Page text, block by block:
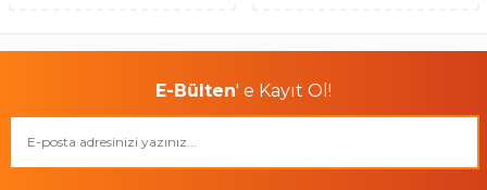
E-Bülten' e Kayıt Ol!